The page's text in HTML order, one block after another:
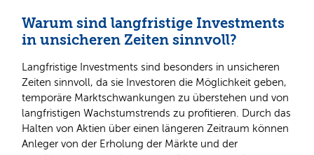
Warum sind langfristige Investments
in unsicheren Zeiten sinnvoll?
Langfristige Investments sind besonders in unsicheren
Zeiten sinnvoll, da sie Investoren die Möglichkeit geben,
temporäre Marktschwankungen zu überstehen und von
langfristigen Wachstumstrends zu profitieren. Durch das
Halten von Aktien über einen längeren Zeitraum können
Anleger von der Erholung der Märkte und der